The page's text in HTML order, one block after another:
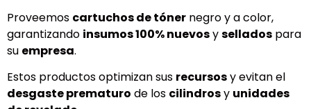
Proveemos cartuchos de tóner negro y a color,
garantizando insumos 100% nuevosysellados para
su empresa.
Estos productos optimizan sus recursosy evitan el
desgaste prematuro de los cilindrosy unidades